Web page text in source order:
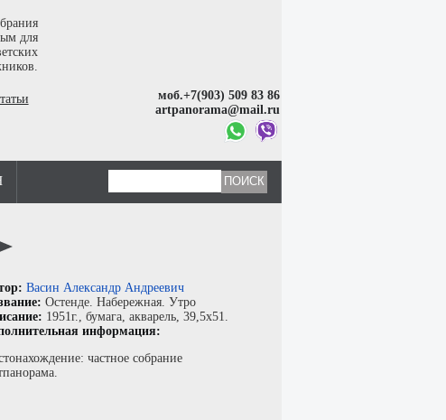
для
моб.+7(903) 509 83 86
artpanorama@mail.ru
Васин Александр Андреевич
Остенде. Набережная. Утро
1951г., бумага, акварель, 39,5x51.
информация:
частное собрание